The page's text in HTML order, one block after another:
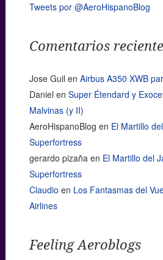
Tweets por @AeroHispanoBlog
Comentarios
Jose Guil en Airbus A350 XWB
Daniel en Super Étendard y
Malvinas (y II)
AeroHispanoBlog en El Martillo
Superfortress
gerardo pizañaen El Martillo del
Superfortress
Claudio en Los Fantasmas del
Airlines
Feeling Aeroblogs